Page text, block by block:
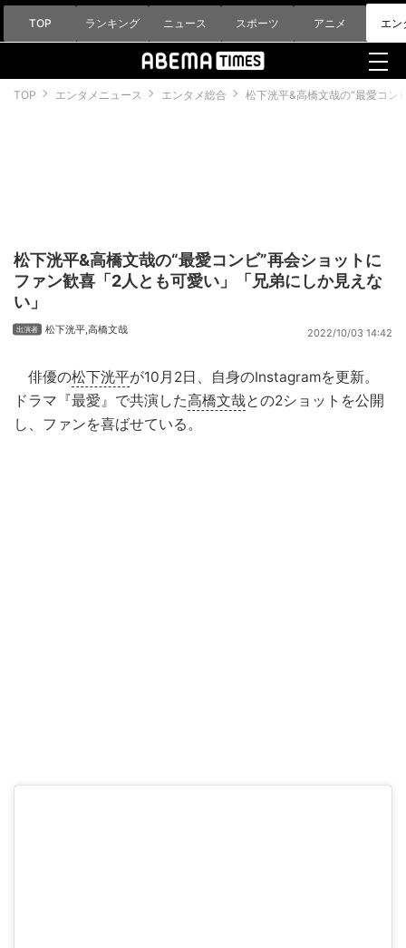
TOP ランキング ニュース スポーツ アニメ エン
TOP エンタメニュース エンタメ総合 松下洸平&高橋文哉の“最愛コン
松下洸平&高橋文哉の“最愛コンビ”再会ショットに
ファン歓喜「2人とも可愛い」「兄弟にしか見えな
い」
松下洸平 高橋文哉 2022/10/03 14:42
俳優の松下洸平が10月2日、自身のInstagramを更新。
ドラマ『最愛』で共演した高橋文哉との2ショットを公開
し、ファンを喜ばせている。